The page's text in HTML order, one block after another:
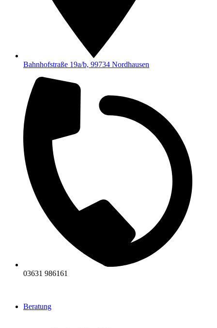
Bahnhofstraße 19a/b, 99734 Nordhausen
03631 986161
Beratung